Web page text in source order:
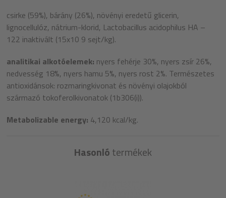
csirke (59%), bárány (26%), növényi eredetű glicerin,
lignocellulóz, nátrium-klorid, Lactobacillus acidophilus HA –
122 inaktivált (15x10 9 sejt/kg).
analitikai alkotóelemek: nyers fehérje 30%, nyers zsír 26%,
nedvesség 18%, nyers hamu 5%, nyers rost 2%. Természetes
antioxidánsok: rozmaringkivonat és növényi olajokból
származó tokoferolkivonatok (1b306(i)).
Metabolizable energy: 4,120 kcal/kg.
Hasonlótermékek